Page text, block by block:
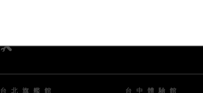
台北旗艦館 台中體驗館